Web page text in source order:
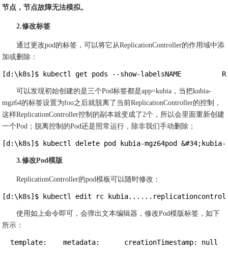
节点，节点故障无法模拟。
2.修改标签
通过更改pod的标签，可以将它从ReplicationController的作用域中添
加或删除：
[d:\k8s]$ kubectl get pods --show-labelsNAME
可以发现初始创建的是三个Pod标签都是app=kubia，当把kubia-
mgz64的标签设置为foo之后就脱离了当前ReplicationController的控制，
这样ReplicationController控制的副本就变成了2个，所以会里面重新创建
一个Pod；脱离控制的Pod还是照常运行，除非我们手动删除；
[d:\k8s]$ kubectl delete pod kubia-mgz64pod
3.修改Pod模版
ReplicationController的pod模板可以随时修改：
[d:\k8s]$ kubectl edit rc
使用如上命令即可，会弹出文本编辑器，修改Pod模版标签，如下
所示：
template:    metadata:      creationTimestamp: null